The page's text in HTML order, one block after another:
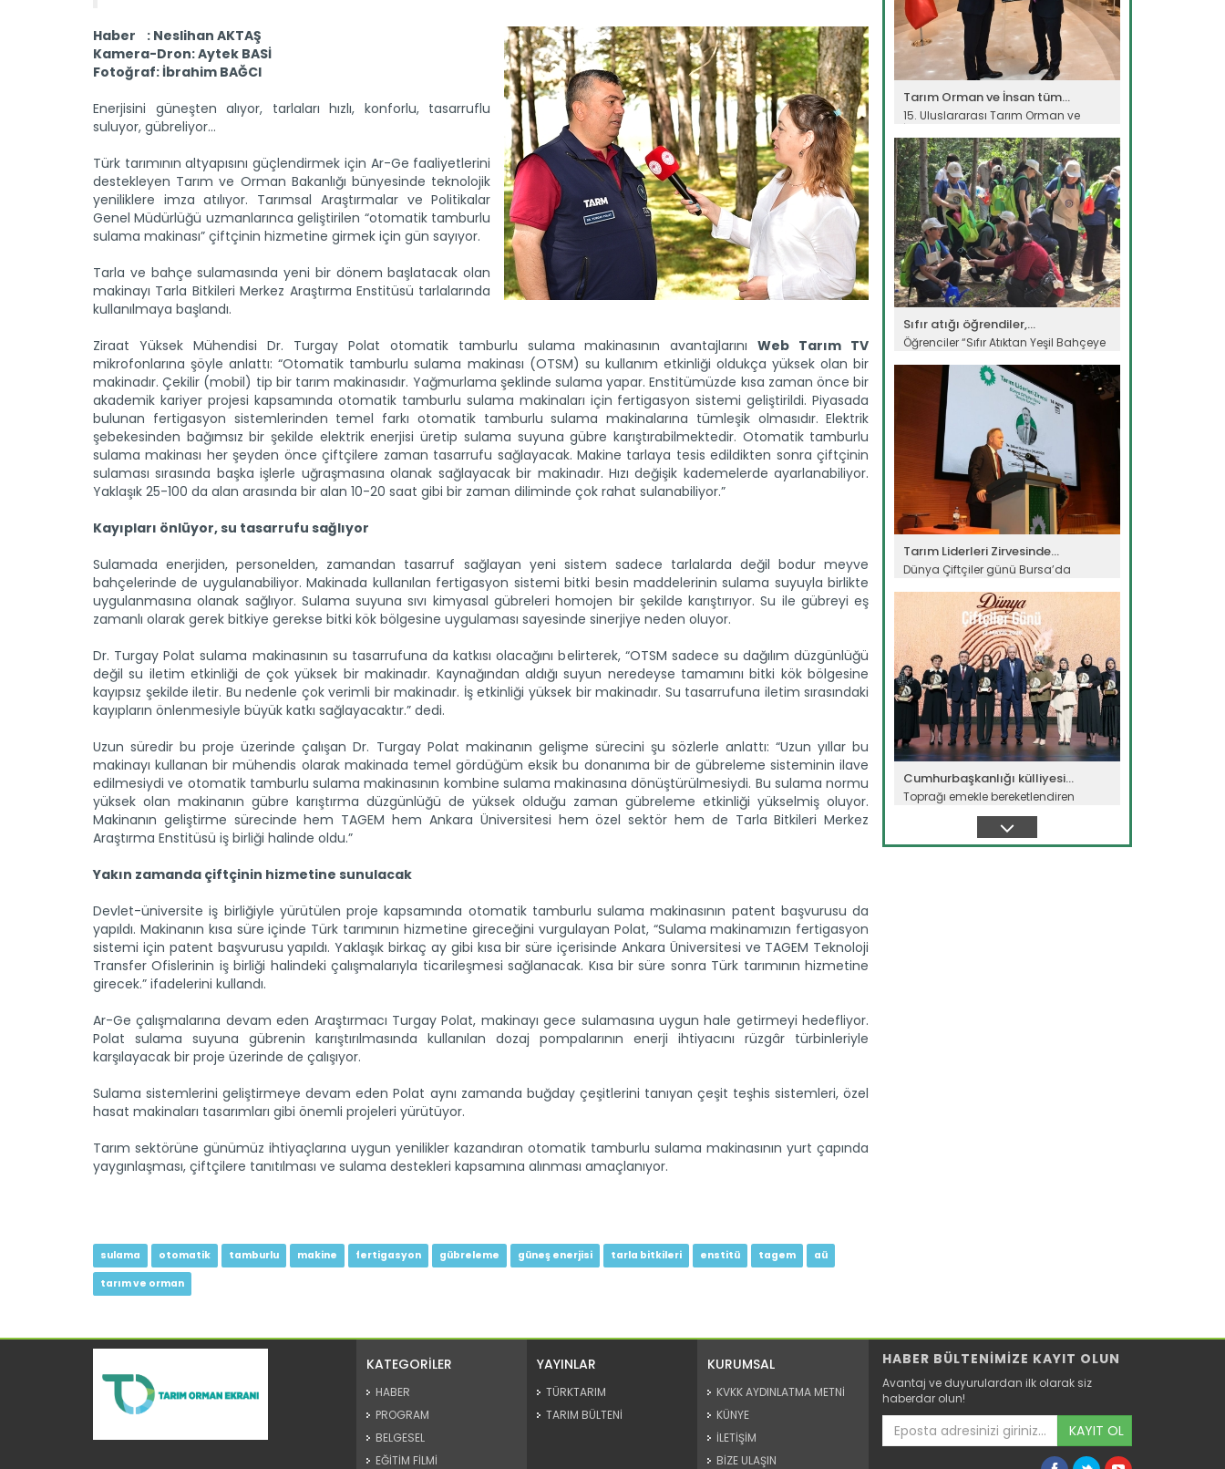
Haber : Neslihan AKTAŞ
Kamera-Dron: Aytek BASİ
Fotoğraf: İbrahim BAĞCI
Enerjisini güneşten alıyor, tarlaları hızlı, konforlu, tasarruflu
suluyor, gübreliyor…
Türk tarımının altyapısını güçlendirmek için Ar-Ge faaliyetlerini
destekleyen Tarım ve Orman Bakanlığı bünyesinde teknolojik
yeniliklere imza atılıyor. Tarımsal Araştırmalar ve Politikalar
Genel Müdürlüğü uzmanlarınca geliştirilen “otomatik tamburlu
sulama makinası” çiftçinin hizmetine girmek için gün sayıyor.
Tarla ve bahçe sulamasında yeni bir dönem başlatacak olan
makinayı Tarla Bitkileri Merkez Araştırma Enstitüsü tarlalarında
kullanılmaya başlandı.
Ziraat Yüksek Mühendisi Dr. Turgay Polat otomatik tamburlu sulama makinasının avantajlarınıWeb Tarım TV
mikrofonlarına şöyle anlattı: “Otomatik tamburlu sulama makinası (OTSM) su kullanım etkinliği oldukça yüksek olan bir
makinadır. Çekilir (mobil) tip bir tarım makinasıdır. Yağmurlama şeklinde sulama yapar. Enstitümüzde kısa zaman önce bir
akademik kariyer projesi kapsamında otomatik tamburlu sulama makinaları için fertigasyon sistemi geliştirildi. Piyasada
bulunan fertigasyon sistemlerinden temel farkı otomatik tamburlu sulama makinalarına tümleşik olmasıdır. Elektrik
şebekesinden bağımsız bir şekilde elektrik enerjisi üretip sulama suyuna gübre karıştırabilmektedir. Otomatik tamburlu
sulama makinası her şeyden önce çiftçilere zaman tasarrufu sağlayacak. Makine tarlaya tesis edildikten sonra çiftçinin
sulaması sırasında başka işlerle uğraşmasına olanak sağlayacak bir makinadır. Hızı değişik kademelerde ayarlanabiliyor.
Yaklaşık 25-100 da alan arasında bir alan 10-20 saat gibi bir zaman diliminde çok rahat sulanabiliyor.”
Kayıpları önlüyor, su tasarrufu sağlıyor
Sulamada enerjiden, personelden, zamandan tasarruf sağlayan yeni sistem sadece tarlalarda değil bodur meyve
bahçelerinde de uygulanabiliyor. Makinada kullanılan fertigasyon sistemi bitki besin maddelerinin sulama suyuyla birlikte
uygulanmasına olanak sağlıyor. Sulama suyuna sıvı kimyasal gübreleri homojen bir şekilde karıştırıyor. Su ile gübreyi eş
zamanlı olarak gerek bitkiye gerekse bitki kök bölgesine uygulaması sayesinde sinerjiye neden oluyor.
Dr. Turgay Polat sulama makinasının su tasarrufuna da katkısı olacağını belirterek, “OTSM sadece su dağılım düzgünlüğü
değil su iletim etkinliği de çok yüksek bir makinadır. Kaynağından aldığı suyun neredeyse tamamını bitki kök bölgesine
kayıpsız şekilde iletir. Bu nedenle çok verimli bir makinadır. İş etkinliği yüksek bir makinadır. Su tasarrufuna iletim sırasındaki
kayıpların önlenmesiyle büyük katkı sağlayacaktır.” dedi.
Uzun süredir bu proje üzerinde çalışan Dr. Turgay Polat makinanın gelişme sürecini şu sözlerle anlattı: “Uzun yıllar bu
makinayı kullanan bir mühendis olarak makinada temel gördüğüm eksik bu donanıma bir de gübreleme sisteminin ilave
edilmesiydi ve otomatik tamburlu sulama makinasının kombine sulama makinasına dönüştürülmesiydi. Bu sulama normu
yüksek olan makinanın gübre karıştırma düzgünlüğü de yüksek olduğu zaman gübreleme etkinliği yükselmiş oluyor.
Makinanın geliştirme sürecinde hem TAGEM hem Ankara Üniversitesi hem özel sektör hem de Tarla Bitkileri Merkez
Araştırma Enstitüsü iş birliği halinde oldu.”
Yakın zamanda çiftçinin hizmetine sunulacak
Devlet-üniversite iş birliğiyle yürütülen proje kapsamında otomatik tamburlu sulama makinasının patent başvurusu da
yapıldı. Makinanın kısa süre içinde Türk tarımının hizmetine gireceğini vurgulayan Polat, “Sulama makinamızın fertigasyon
sistemi için patent başvurusu yapıldı. Yaklaşık birkaç ay gibi kısa bir süre içerisinde Ankara Üniversitesi ve TAGEM Teknoloji
Transfer Ofislerinin iş birliği halindeki çalışmalarıyla ticarileşmesi sağlanacak. Kısa bir süre sonra Türk tarımının hizmetine
girecek.” ifadelerini kullandı.
Ar-Ge çalışmalarına devam eden Araştırmacı Turgay Polat, makinayı gece sulamasına uygun hale getirmeyi hedefliyor.
Polat sulama suyuna gübrenin karıştırılmasında kullanılan dozaj pompalarının enerji ihtiyacını rüzgâr türbinleriyle
karşılayacak bir proje üzerinde de çalışıyor.
Sulama sistemlerini geliştirmeye devam eden Polat aynı zamanda buğday çeşitlerini tanıyan çeşit teşhis sistemleri, özel
hasat makinaları tasarımları gibi önemli projeleri yürütüyor.
Tarım sektörüne günümüz ihtiyaçlarına uygun yenilikler kazandıran otomatik tamburlu sulama makinasının yurt çapında
yaygınlaşması, çiftçilere tanıtılması ve sulama destekleri kapsamına alınması amaçlanıyor.
sulama otomatik tamburlu makine fertigasyon gübreleme güneş enerjisi tarla bitkileri enstitü tagem aü
tarım ve orman
Tarım Orman ve İnsan tüm...
15. Uluslararası Tarım Orman ve
İnsan Fotoğraf Yarışması’nda ödül...
Devamını Oku ->
Sıfır atığı öğrendiler,...
Öğrenciler “Sıfır Atıktan Yeşil Bahçeye
Devamını Oku ->
Tarım Liderleri Zirvesinde...
Dünya Çiftçiler günü Bursa’da
Devamını Oku ->
Cumhurbaşkanlığı külliyesi...
Toprağı emekle bereketlendiren
Su gönüllüleri suyun değerini...
KATEGORİLER
HABER
PROGRAM
BELGESEL
EĞİTİM FİLMİ
YAYINLAR
TÜRKTARIM
TARIM BÜLTENİ
KURUMSAL
KVKK AYDINLATMA METNİ
KÜNYE
İLETİŞİM
BİZE ULAŞIN
HABER BÜLTENİMİZE KAYIT OLUN
Avantaj ve duyurulardan ilk olarak siz
haberdar olun!
KAYIT OL